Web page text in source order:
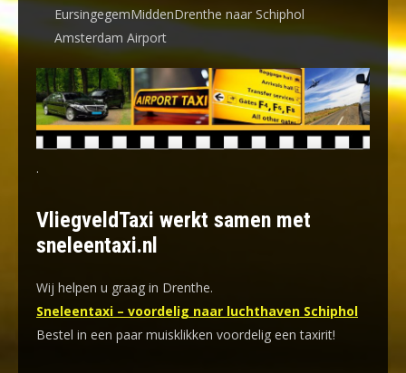
EursingegemMiddenDrenthe naar Schiphol
Amsterdam Airport
.
VliegveldTaxi werkt samen met
sneleentaxi.nl
Wij helpen u graag in Drenthe.
Sneleentaxi – voordelig naar luchthaven Schiphol
Bestel in een paar muisklikken voordelig een taxirit!